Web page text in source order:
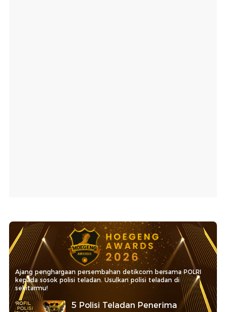
Ajang penghargaan persembahan detikcom bersama POLRI
kepada sosok polisi teladan. Usulkan polisi teladan di
sekitarmu!
5 Polisi Teladan Penerima